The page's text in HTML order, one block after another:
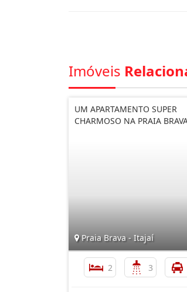
Imóveis
UM APARTAMENTO SUPER
CHARMOSO NA PRAIA
Praia Brava - Itajaí
2 3